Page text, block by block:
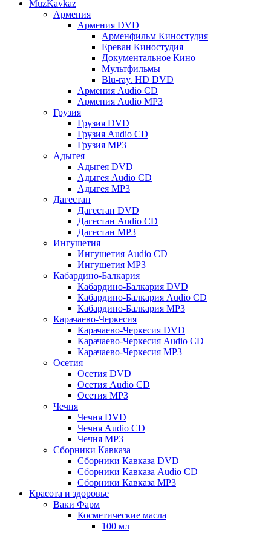
MuzKavkaz
Армения
Армения DVD
Арменфильм Киностудия
Ереван Киностудия
Документальное Кино
Мультфильмы
Blu-ray. HD DVD
Армения Audio CD
Армения Audio MP3
Грузия
Грузия DVD
Грузия Audio CD
Грузия MP3
Адыгея
Адыгея DVD
Адыгея Audio CD
Адыгея MP3
Дагестан
Дагестан DVD
Дагестан Audio CD
Дагестан MP3
Ингушетия
Ингушетия Audio CD
Ингушетия MP3
Кабардино-Балкария
Кабардино-Балкария DVD
Кабардино-Балкария Audio CD
Кабардино-Балкария MP3
Карачаево-Черкесия
Карачаево-Черкесия DVD
Карачаево-Черкесия Audio CD
Карачаево-Черкесия MP3
Осетия
Осетия DVD
Осетия Audio CD
Осетия MP3
Чечня
Чечня DVD
Чечня Audio CD
Чечня MP3
Сборники Кавказа
Сборники Кавказа DVD
Сборники Кавказа Audio CD
Сборники Кавказа MP3
Красота и здоровье
Ваки Фарм
Косметические масла
100 мл